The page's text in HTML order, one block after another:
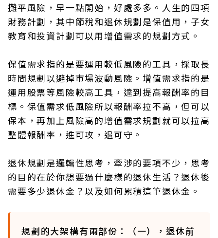
攤平風險，早一點開始，好處多多。人生的四項
財務計劃，其中節稅和退休規劃是保值用，子女
教育和投資計劃可以用增值需求的規劃方式。
保值需求指的是要運用較低風險的工具，採取長
時間規劃以避掉市場波動風險。增值需求指的是
運用股票等風險較高工具，達到提高報酬率的目
標。保值需求低風險所以報酬率拉不高，但可以
保本，再加上風險高的增值需求規劃就可以拉高
整體報酬率，進可攻，退可守。
退休規劃是邏輯性思考，牽涉的要項不少，思考
的目的在於你想要過什麼樣的退休生活？退休後
需要多少退休金？以及如何累積這筆退休金。
規劃的大架構有兩部份：（一），退休前